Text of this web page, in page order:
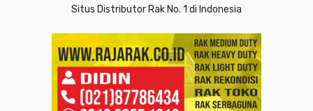
Situs Distributor Rak No. 1 di Indonesia